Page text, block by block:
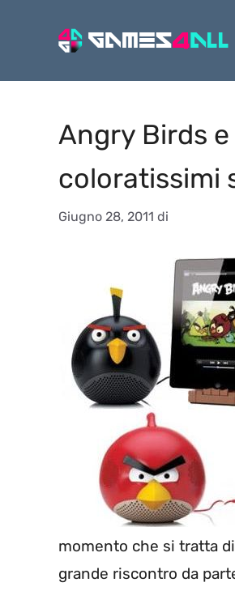
Angry Birds
coloratissimi
Giugno 28, 2011 di
momento che si tratta
grande riscontro da